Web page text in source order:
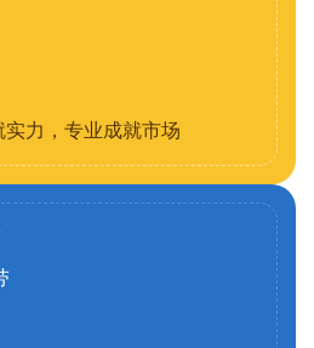
力，专业成就市场